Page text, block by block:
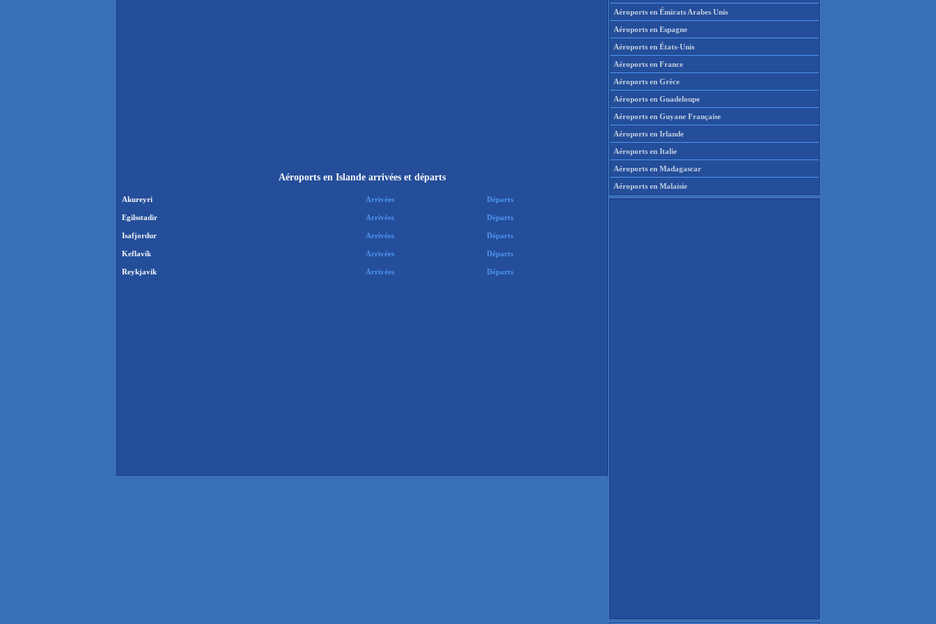
Aéroports en Islande arrivées et départs
Akureyri Arrivées Départs
Egilsstadir Arrivées Départs
Isafjordur Arrivées Départs
Keflavík Arrivées Départs
Reykjavik Arrivées Départs
Aéroports en Émirats Arabes Unis
Aéroports en Espagne
Aéroports en États-Unis
Aéroports en France
Aéroports en Grèce
Aéroports en Guadeloupe
Aéroports en Guyane Française
Aéroports en Irlande
Aéroports en Italie
Aéroports en Madagascar
Aéroports en Malaisie